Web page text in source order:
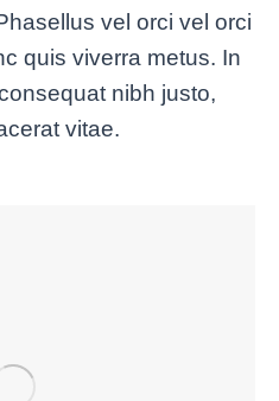
vel orci vel orci
quis viverra metus. In
nibh justo,
vitae.